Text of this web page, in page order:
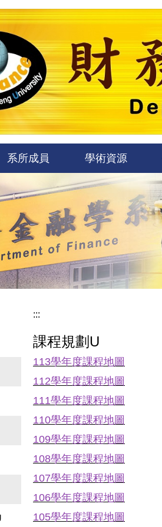
系所成員 學術資源
:::
課程規劃U
113學年度課程地圖
112學年度課程地圖
111學年度課程地圖
110學年度課程地圖
109學年度課程地圖
108學年度課程地圖
107學年度課程地圖
106學年度課程地圖
105學年度課程地圖